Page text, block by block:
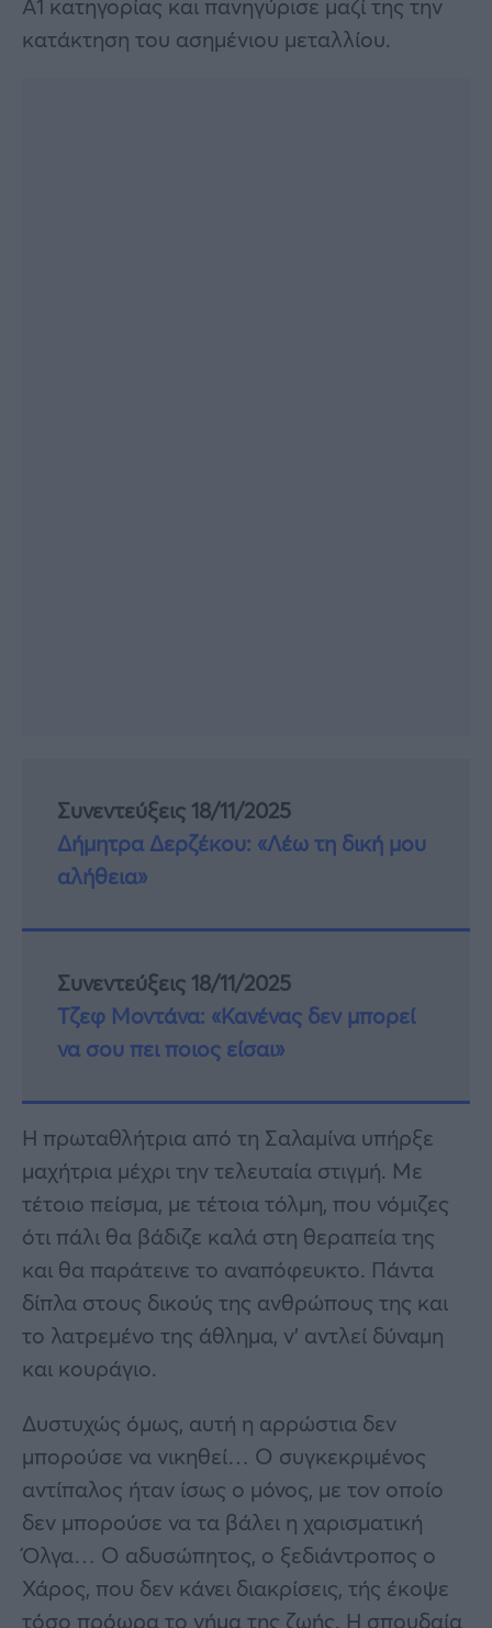
Α1 κατηγορίας και πανηγύρισε μαζί της την
κατάκτηση του ασημένιου μεταλλίου.
Συνεντεύξεις 18/11/2025
Δήμητρα Δερζέκου: «Λέω τη δική μου
αλήθεια»
Συνεντεύξεις 18/11/2025
Τζεφ Μοντάνα: «Κανένας δεν μπορεί
να σου πει ποιος είσαι»
Η πρωταθλήτρια από τη Σαλαμίνα υπήρξε
μαχήτρια μέχρι την τελευταία στιγμή. Με
τέτοιο πείσμα, με τέτοια τόλμη, που νόμιζες
ότι πάλι θα βάδιζε καλά στη θεραπεία της
και θα παράτεινε το αναπόφευκτο. Πάντα
δίπλα στους δικούς της ανθρώπους της και
το λατρεμένο της άθλημα, ν’ αντλεί δύναμη
και κουράγιο.
Δυστυχώς όμως, αυτή η αρρώστια δεν
μπορούσε να νικηθεί… Ο συγκεκριμένος
αντίπαλος ήταν ίσως ο μόνος, με τον οποίο
δεν μπορούσε να τα βάλει η χαρισματική
Όλγα… Ο αδυσώπητος, ο ξεδιάντροπος ο
Χάρος, που δεν κάνει διακρίσεις, τής έκοψε
τόσο πρόωρα το νήμα της ζωής. Η σπουδαία